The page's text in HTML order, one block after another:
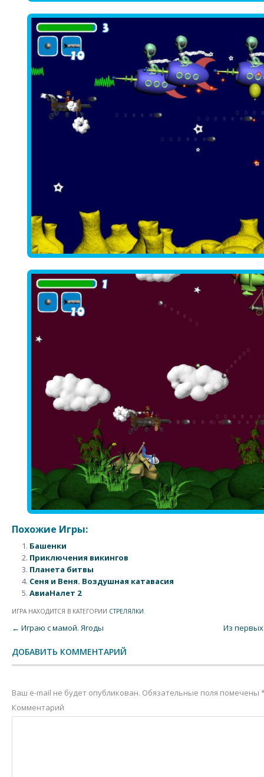
Похожие Игры:
Башенки
Приключения викингов
Планета битвы
Сеня и Веня. Воздушная катавасия
АвиаНалет 2
ИГРА НАХОДИТСЯ В КАТЕГОРИИ СТРЕЛЯЛКИ.
Post navigation
← Играю с мамой. Ягоды Из
ДОБАВИТЬ КОММЕНТАРИЙ
Ваш e-mail не будет опубликован. Обязательные поля помечены
Комментарий